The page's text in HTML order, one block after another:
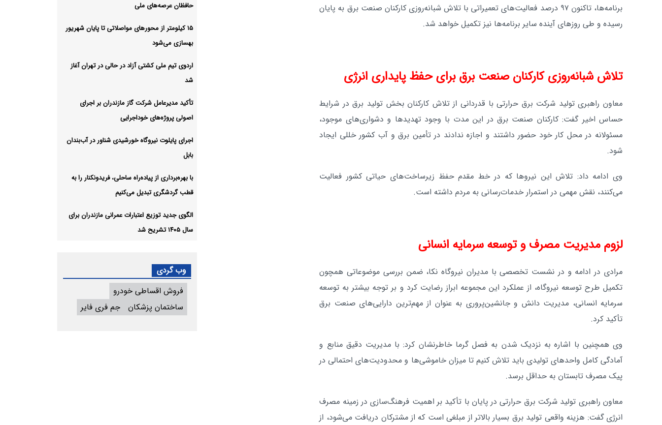
برنامه‌ها، تاکنون ۹۷ درصد فعالیت‌های تعمیراتی با تلاش شبانه‌روزی کارکنان صنعت برق به پایان
رسیده و طی روزهای آینده سایر برنامه‌ها نیز تکمیل خواهد شد.
تلاش شبانه‌روزی کارکنان صنعت برق برای حفظ پایداری انرژی
معاون راهبری تولید شرکت برق حرارتی با قدردانی از تلاش کارکنان بخش تولید برق در شرایط
حساس اخیر گفت: کارکنان صنعت برق در این مدت با وجود تهدیدها و دشواری‌های موجود،
مسئولانه در محل کار خود حضور داشتند و اجازه ندادند در تأمین برق و آب کشور خللی ایجاد
شود.
وی ادامه داد: تلاش این نیروها که در خط مقدم حفظ زیرساخت‌های حیاتی کشور فعالیت
می‌کنند، نقش مهمی در استمرار خدمات‌رسانی به مردم داشته است.
لزوم مدیریت مصرف و توسعه سرمایه انسانی
مرادی در ادامه و در نشست تخصصی با مدیران نیروگاه نکا، ضمن بررسی موضوعاتی همچون
تکمیل طرح توسعه نیروگاه، از عملکرد این مجموعه ابراز رضایت کرد و بر توجه بیشتر به توسعه
سرمایه انسانی، مدیریت دانش و جانشین‌پروری به عنوان از مهم‌ترین دارایی‌های صنعت برق
تأکید کرد.
وی همچنین با اشاره به نزدیک شدن به فصل گرما خاطرنشان کرد: با مدیریت دقیق منابع و
آمادگی کامل واحدهای تولیدی باید تلاش کنیم تا میزان خاموشی‌ها و محدودیت‌های احتمالی در
پیک مصرف تابستان به حداقل برسد.
معاون راهبری تولید شرکت برق حرارتی در پایان با تأکید بر اهمیت فرهنگ‌سازی در زمینه مصرف
انرژی گفت: هزینه واقعی تولید برق بسیار بالاتر از مبلغی است که از مشترکان دریافت می‌شود، از
حافظان عرصه‌های ملی
۱۵ کیلومتر از محورهای مواصلاتی تا پایان شهریور
بهسازی می‌شود
اردوی تیم ملی کشتی آزاد در حالی در تهران آغاز
شد
تأکید مدیرعامل شرکت گاز مازندران بر اجرای
اصولی پروژه‌های خوداجرایی
اجرای پایلوت نیروگاه خورشیدی شناور در آب‌بندان
بابل
با بهره‌برداری از پیاده‌راه ساحلی، فریدونکنار را به
قطب گردشگری تبدیل می‌کنیم
الگوی جدید توزیع اعتبارات عمرانی مازندران برای
سال ۱۴۰۵ تشریح شد
وب گردی
فروش اقساطی خودرو
ساختمان پزشکان
جم فری فایر